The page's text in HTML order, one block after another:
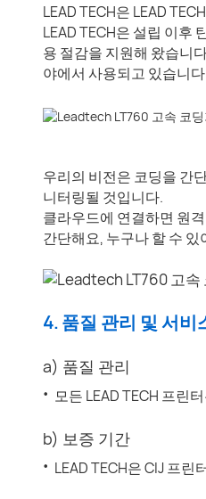
LEAD TECH은 LEAD
LEAD TECH은 설립 이후
용 절감을 지원해 왔습니
야에서 사용되고 있습니
우리의 비전은 코딩을 간
니터링될 것입니다.
클라우드에 연결하면 원
간단해요, 누구나 할 수 있
4. 품질 관리 및 서비
a) 품질 관리
· 모든 LEAD TECH 프린
b) 보증 기간
· LEAD TECH은 CIJ 프